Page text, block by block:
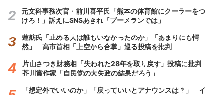
元文科事務次官・前川喜平氏「熊本の体育館にクーラーをつ
けろ！」訴えにSNSあきれ「ブーメランでは」
蓮舫氏「止める人は誰もいなかったのか」「あまりにも愕
然」 高市首相「上空から合掌」巡る投稿を批判
片山さつき財務相「失われた28年を取り戻す」投稿に批判
芥川賞作家「自民党の大失政の結果だろう」
「想定外でいいのか」「戻っていいとアナウンスは？」 イ